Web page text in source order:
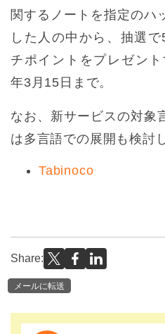
関するノートを指定のハ
した人の中から、抽選
チポイントをプレゼン
年3月15日まで。
なお、新サービスの対象
は多言語での展開も検討
Tabinoco
Share:
メールに転送